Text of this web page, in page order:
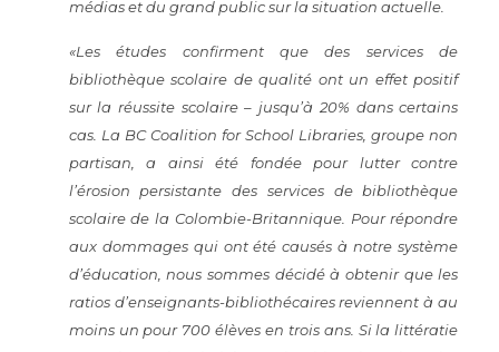
médias et du grand public sur la situation actuelle.
«Les études confirment que des services de
bibliothèque scolaire de qualité ont un effet positif
sur la réussite scolaire – jusqu’à 20% dans certains
cas. La BC Coalition for School Libraries, groupe non
partisan, a ainsi été fondée pour lutter contre
l’érosion persistante des services de bibliothèque
scolaire de la Colombie-Britannique. Pour répondre
aux dommages qui ont été causés à notre système
d’éducation, nous sommes décidé à obtenir que les
ratios d’enseignants-bibliothécaires reviennent à au
moins un pour 700 élèves en trois ans. Si la littératie